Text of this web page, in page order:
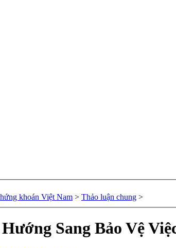
khoán Việt Nam > Thảo luận chung >
Sang Bảo Vệ